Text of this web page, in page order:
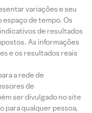
variações e seu
de tempo. Os
de resultados
As informações
e os resultados reais
a rede de
de
ser divulgado no site
para qualquer pessoa,